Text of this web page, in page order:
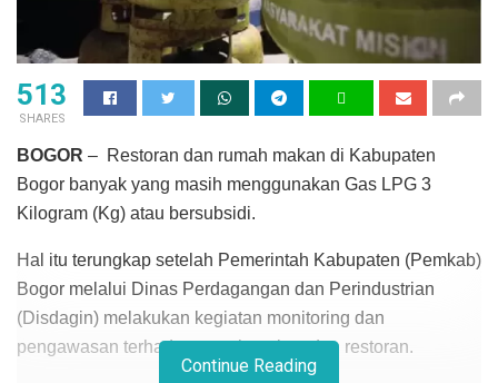
513
SHARES
BOGOR – Restoran dan rumah makan di Kabupaten
Bogor banyak yang masih menggunakan Gas LPG 3
Kilogram (Kg) atau bersubsidi.
Hal itu terungkap setelah Pemerintah Kabupaten (Pemkab)
Bogor melalui Dinas Perdagangan dan Perindustrian
(Disdagin) melakukan kegiatan monitoring dan
pengawasan terhadap rumah makan dan restoran.
Continue Reading